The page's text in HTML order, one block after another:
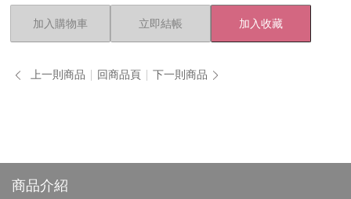
加入購物車 立即結帳 加入收藏
上一則商品 回商品頁 下一則商品
商品介紹